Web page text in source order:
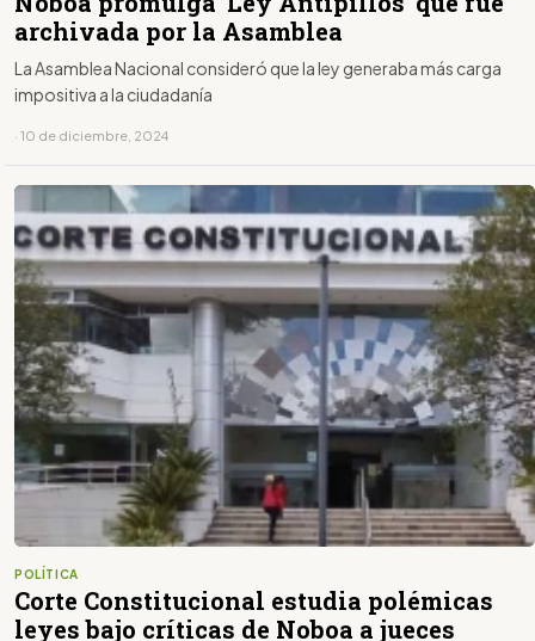
archivada por la Asamblea
La Asamblea Nacional consideró que la ley generaba más carga
impositiva a la ciudadanía
· 10 de diciembre, 2024
POLÍTICA
Corte Constitucional estudia polémicas
leyes bajo críticas de Noboa a jueces